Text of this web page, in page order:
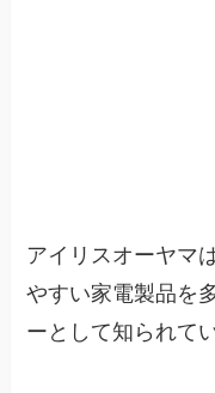
アイリスオーヤマ
やすい家電製品を
ーとして知られて